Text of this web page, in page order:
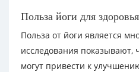
Польза йоги для здоровья
Польза от йоги является
исследования показывают,
могут привести к